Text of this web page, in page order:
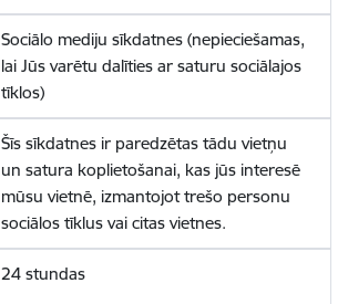
Sociālo mediju sīkdatnes (nepieciešamas,
lai Jūs varētu dalīties ar saturu sociālajos
tīklos)
Šīs sīkdatnes ir paredzētas tādu vietņu
un satura koplietošanai, kas jūs interesē
mūsu vietnē, izmantojot trešo personu
sociālos tīklus vai citas vietnes.
24 stundas